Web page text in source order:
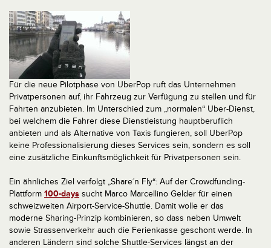
Für die neue Pilotphase von UberPop ruft das Unternehmen
Privatpersonen auf, ihr Fahrzeug zur Verfügung zu stellen und für
Fahrten anzubieten. Im Unterschied zum „normalen“ Uber-Dienst,
bei welchem die Fahrer diese Dienstleistung hauptberuflich
anbieten und als Alternative von Taxis fungieren, soll UberPop
keine Professionalisierung dieses Services sein, sondern es soll
eine zusätzliche Einkunftsmöglichkeit für Privatpersonen sein.
Ein ähnliches Ziel verfolgt „Share´n Fly“: Auf der Crowdfunding-
Plattform 100-days sucht Marco Marcellino Gelder für einen
schweizweiten Airport-Service-Shuttle. Damit wolle er das
moderne Sharing-Prinzip kombinieren, so dass neben Umwelt
sowie Strassenverkehr auch die Ferienkasse geschont werde. In
anderen Ländern sind solche Shuttle-Services längst an der